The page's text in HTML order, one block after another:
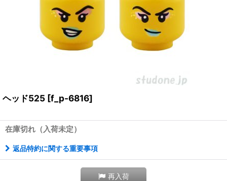
ヘッド525 [f_p-6816]
在庫切れ（入荷未定）
返品特約に関する重要事項
再入荷